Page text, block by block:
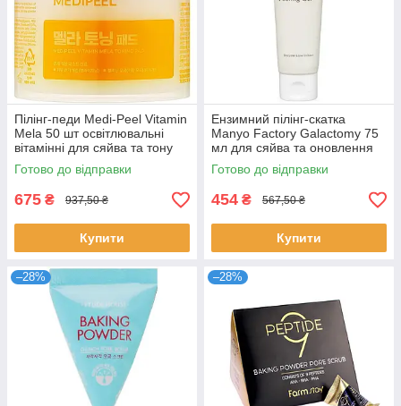
Пілінг-педи Medi-Peel Vitamin
Mela 50 шт освітлювальні
вітамінні для сяйва та тону
шкіри Меді Піл
Готово до відправки
675 ₴ 937,50 ₴
Купити
Ензимний пілінг-скатка
Manyo Factory Galactomy 75
мл для сяйва та оновлення
шкіри очищувальний гель
Маньо
Готово до відправки
454 ₴ 567,50 ₴
Купити
–28% –28%